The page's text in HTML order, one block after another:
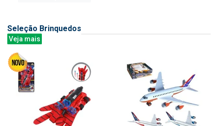
Seleção Brinquedos
Veja mais